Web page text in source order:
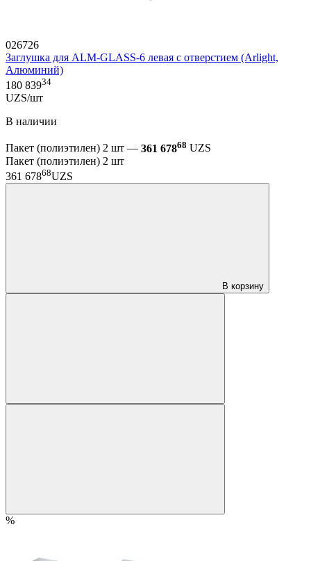
026726
Заглушка для ALM-GLASS-6 левая с отверстием (Arlight,
Алюминий)
180 83934
UZS/шт
В наличии
Пакет (полиэтилен) 2 шт — 361 67868 UZS
Пакет (полиэтилен) 2 шт
361 67868UZS
В корзину
%